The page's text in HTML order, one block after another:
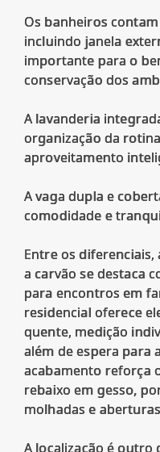
Os banheiros
incluindo janela
importante para o
conservação dos
A lavanderia
organização da
aproveitamento
A vaga dupla e
comodidade e
Entre os
a carvão se destaca
para encontros em
residencial oferece
quente, medição
além de espera para
acabamento reforça
rebaixo em gesso,
molhadas e
A localização é